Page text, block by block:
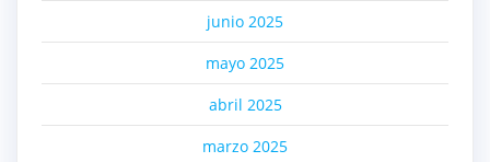
junio 2025
mayo 2025
abril 2025
marzo 2025